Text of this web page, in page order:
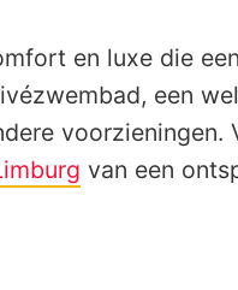
en luxe die
een
voorzieningen.
van een